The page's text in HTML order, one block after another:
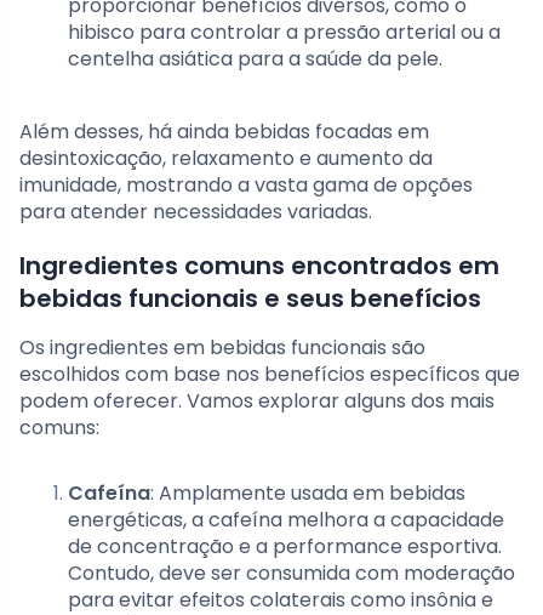
hibisco para controlar a pressão arterial ou a
centelha asiática para a saúde da pele.
Além desses, há ainda bebidas focadas em
desintoxicação, relaxamento e aumento da
imunidade, mostrando a vasta gama de opções
para atender necessidades variadas.
Ingredientes comuns encontrados em
bebidas funcionais e seus benefícios
Os ingredientes em bebidas funcionais são
escolhidos com base nos benefícios específicos que
podem oferecer. Vamos explorar alguns dos mais
comuns:
Cafeína: Amplamente usada em bebidas
energéticas, a cafeína melhora a capacidade
de concentração e a performance esportiva.
Contudo, deve ser consumida com moderação
para evitar efeitos colaterais como insônia e